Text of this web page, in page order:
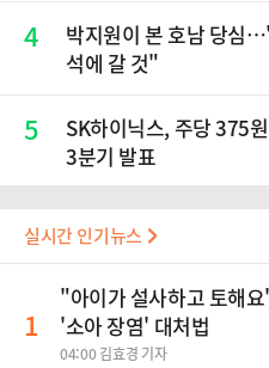
4
박지원이 본 호남 당심
석에 갈 것"
5
SK하이닉스, 주당 375
3분기 발표
실시간 인기뉴스
1
"아이가 설사하고 토해
'소아 장염' 대처법
04:00 김효경 기자